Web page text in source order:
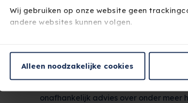
Wij gebruiken op onze website geen
andere websites kunnen volgen.
browsergeschiedenis te wissen in je
Alleen noodzakelijke cookies
AMweb publiceerde het artikel:
huidige woningmarkt. Door de hoge
jonge kopers ervoor om hun
voorzieningen tijdelijk naar de
onafhankelijk advies over onder meer